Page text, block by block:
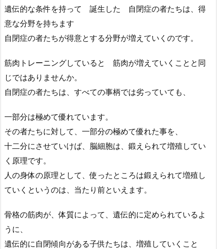
遺伝的な条件を持って 誕生した 自閉症の者たちは、得
意な分野を持ちます
自閉症の者たちが得意とする分野が増えていくのです。
筋肉トレーニングしていると 筋肉が増えていくことと同
じではありませんか。
自閉症の者たちは、すべての事柄では劣っていても、
一部分は極めて優れています。
その者たちに対して、一部分の極めて優れた事を、
十二分にさせていけば、脳細胞は、鍛えられて増殖してい
く原理です。
人の身体の原理として、使ったところは鍛えられて増殖し
ていくというのは、当たり前といえます。
骨格の筋肉が、体質によって、遺伝的に定められているよ
うに、
遺伝的に自閉傾向がある子供たちは、増殖していくこと